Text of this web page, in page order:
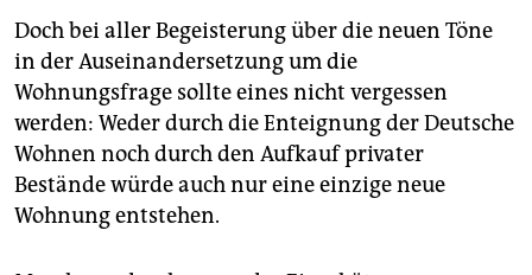
Doch bei aller Begeisterung über die neuen Töne
in der Auseinandersetzung um die
Wohnungsfrage sollte eines nicht vergessen
werden: Weder durch die Enteignung der Deutsche
Wohnen noch durch den Aufkauf privater
Bestände würde auch nur eine einzige neue
Wohnung entstehen.